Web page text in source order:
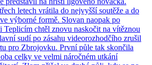
letech vrátila do nejvyšší soutěže a do
výborné formě. Slovan naopak po
chtěl znovu naskočit na vítěznou
sudí po zásahu videorozhodčího zrušil
pro Zbrojovku. První půle tak skončila
celky ve velmi náročném utkání